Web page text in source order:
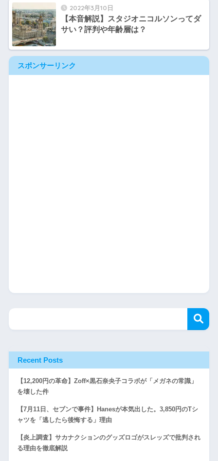
2022年3月10日
【本音解説】スタジオニコルソンってダ
サい？評判や年齢層は？
スポンサーリンク
Recent Posts
【12,200円の革命】Zoff×黒石奈央子コラボが「メガネの常識」
を壊した件
【7月11日、セブンで事件】Hanesが本気出した。3,850円のTシ
ャツを「逃したら後悔する」理由
【炎上調査】サカナクションのグッズロゴがスレッズで批判され
る理由を徹底解説